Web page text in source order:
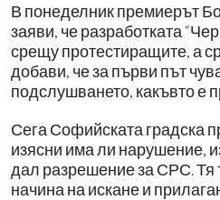
В понеделник премиерът
заяви, че разработката
срещу протестиращите, а
добави, че за първи път
подслушването, какъвто е
Сега Софийската градска
изясни има ли нарушение,
дал разрешение за СРС. Тя
начина на искане и